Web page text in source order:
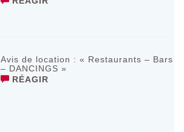
Avis de location : « Restaurants – Bars
– DANCINGS »
RÉAGIR